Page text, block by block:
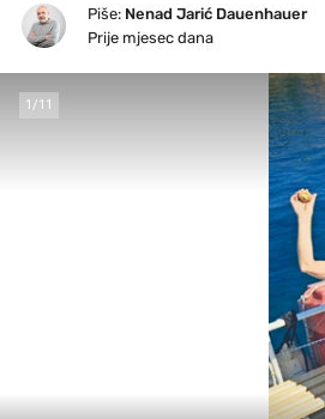
Piše: Nenad Jarić Dauenhauer
Prije mjesec dana
1 /11